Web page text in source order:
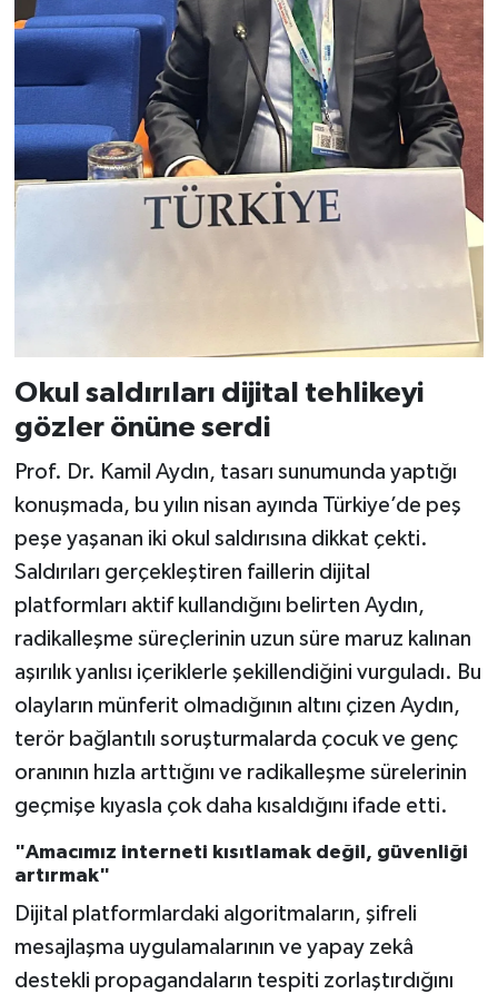
Okul saldırıları dijital tehlikeyi
gözler önüne serdi
Prof. Dr. Kamil Aydın, tasarı sunumunda yaptığı
konuşmada, bu yılın nisan ayında Türkiye’de peş
peşe yaşanan iki okul saldırısına dikkat çekti.
Saldırıları gerçekleştiren faillerin dijital
platformları aktif kullandığını belirten Aydın,
radikalleşme süreçlerinin uzun süre maruz kalınan
aşırılık yanlısı içeriklerle şekillendiğini vurguladı. Bu
olayların münferit olmadığının altını çizen Aydın,
terör bağlantılı soruşturmalarda çocuk ve genç
oranının hızla arttığını ve radikalleşme sürelerinin
geçmişe kıyasla çok daha kısaldığını ifade etti.
"Amacımız interneti kısıtlamak değil, güvenliği
artırmak"
Dijital platformlardaki algoritmaların, şifreli
mesajlaşma uygulamalarının ve yapay zekâ
destekli propagandaların tespiti zorlaştırdığını